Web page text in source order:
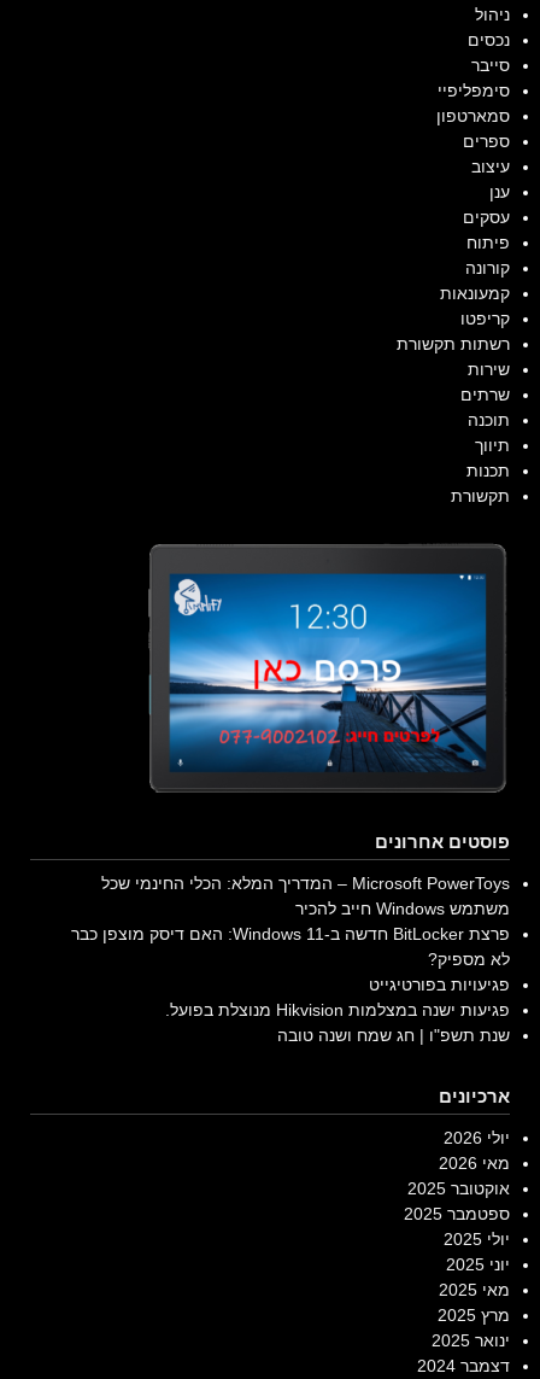
ניהול
נכסים
סייבר
סימפליפיי
סמארטפון
ספרים
עיצוב
ענן
עסקים
פיתוח
קורונה
קמעונאות
קריפטו
רשתות תקשורת
שירות
שרתים
תוכנה
תיווך
תכנות
תקשורת
פוסטים אחרונים
Microsoft PowerToys – המדריך המלא: הכלי החינמי שכל
משתמש Windows חייב להכיר
פרצת BitLocker חדשה ב-Windows 11: האם דיסק מוצפן כבר
לא מספיק?
פגיעויות בפורטיגייט
פגיעות ישנה במצלמות Hikvision מנוצלת בפועל.
שנת תשפ"ו | חג שמח ושנה טובה
ארכיונים
יולי 2026
מאי 2026
אוקטובר 2025
ספטמבר 2025
יולי 2025
יוני 2025
מאי 2025
מרץ 2025
ינואר 2025
דצמבר 2024